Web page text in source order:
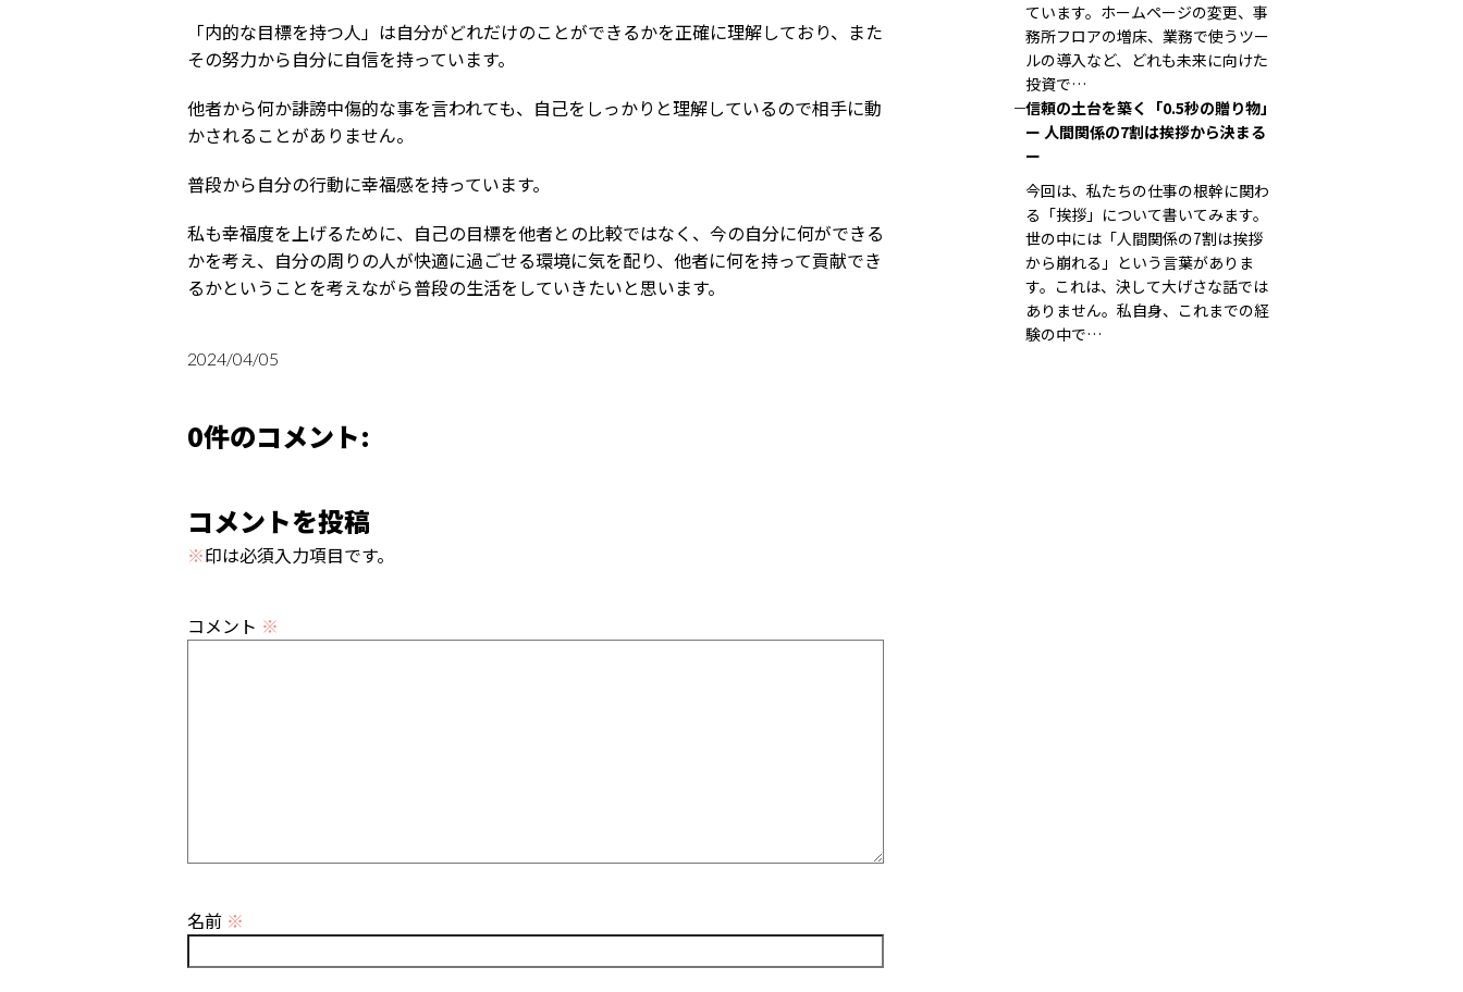
「内的な目標を持つ人」は自分がどれだけのことができるかを正確に理解しており、また
その努力から自分に自信を持っています。
他者から何か誹謗中傷的な事を言われても、自己をしっかりと理解しているので相手に動
かされることがありません。
普段から自分の行動に幸福感を持っています。
私も幸福度を上げるために、自己の目標を他者との比較ではなく、今の自分に何ができる
かを考え、自分の周りの人が快適に過ごせる環境に気を配り、他者に何を持って貢献でき
るかということを考えながら普段の生活をしていきたいと思います。
2024/04/05
0件のコメント:
コメントを投稿
※印は必須入力項目です。
コメント ※
名前 ※
ています。ホームページの変更、事
務所フロアの増床、業務で使うツー
ルの導入など、どれも未来に向けた
投資で…
信頼の土台を築く「0.5秒の贈り物」
ー 人間関係の7割は挨拶から決まる
ー
今回は、私たちの仕事の根幹に関わ
る「挨拶」について書いてみます。
世の中には「人間関係の7割は挨拶
から崩れる」という言葉がありま
す。これは、決して大げさな話では
ありません。私自身、これまでの経
験の中で…